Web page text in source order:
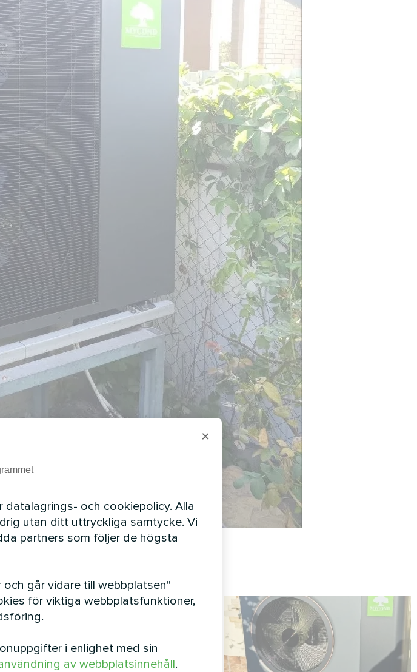
×
och cookiepolicy. Alla
utan ditt uttryckliga samtycke. Vi
partners som följer de högsta
går vidare till webbplatsen"
för viktiga webbplatsfunktioner,
i enlighet med sin
av webbplatsinnehåll.